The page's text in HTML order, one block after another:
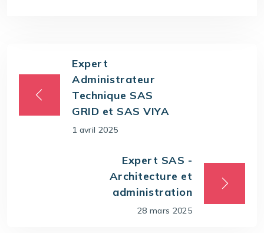
Expert
Administrateur
Technique SAS
GRID et SAS VIYA
1 avril 2025
Expert SAS -
Architecture et
administration
28 mars 2025